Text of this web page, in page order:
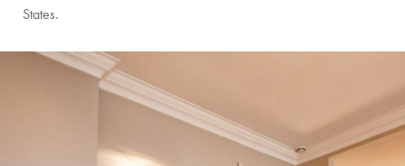
States.